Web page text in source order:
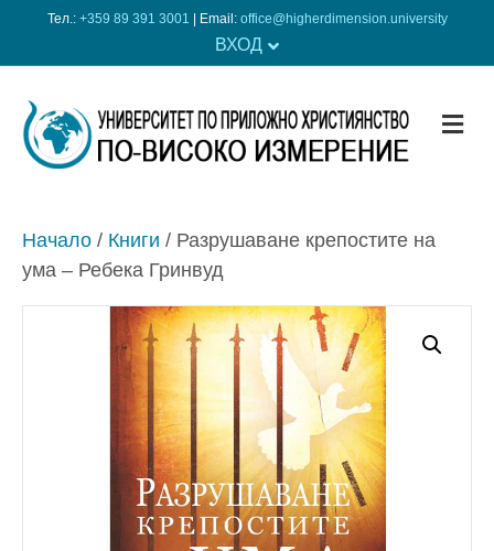
Тел.: +359 89 391 3001 | Еmail: office@higherdimension.university
ВХОД
Начало / Книги / Разрушаване крепостите на
ума – Ребека Гринвуд